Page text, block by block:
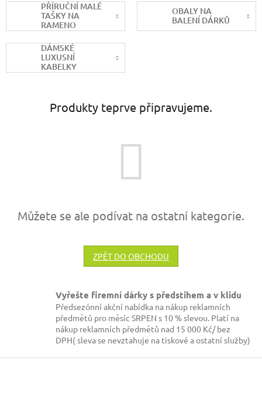
PŘÍRUČNÍ MALÉ
TAŠKY NA
RAMENO
OBALY NA
BALENÍ DÁRKŮ
DÁMSKÉ
LUXUSNÍ
KABELKY
Produkty teprve připravujeme.
Můžete se ale podívat na ostatní kategorie.
ZPĚT DO OBCHODU
Vyřešte firemní dárky s předstihem a v klidu
Předsezónní akční nabídka na nákup reklamních
předmětů pro měsíc SRPEN s 10 % slevou. Platí na
nákup reklamních předmětů nad 15 000 Kč/ bez
DPH( sleva se nevztahuje na tiskové a ostatní služby)
Z